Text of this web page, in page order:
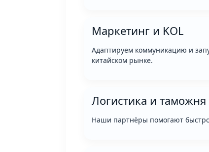
Маркетинг и KOL
Адаптируем коммуникацию и
китайском рынке.
Логистика и таможня
Наши партнёры помогают